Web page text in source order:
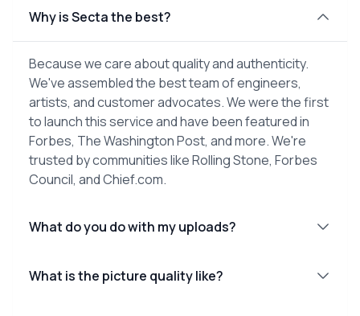
Why is Secta the best?
Because we care about quality and authenticity.
We've assembled the best team of engineers,
artists, and customer advocates. We were the first
to launch this service and have been featured in
Forbes, The Washington Post, and more. We're
trusted by communities like Rolling Stone, Forbes
Council, and Chief.com.
What do you do with my uploads?
What is the picture quality like?